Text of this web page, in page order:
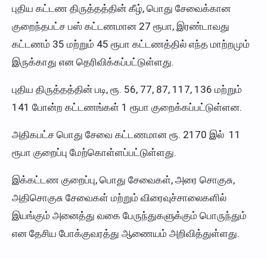
புதிய கட்டண திருத்தத்தின் கீழ், பொது சேவைக்கான
குறைந்தபட்ச பஸ் கட்டணமான 27 ரூபா, இரண்டாவது
கட்டணம் 35 மற்றும் 45 ரூபா கட்டணத்தில் எந்த மாற்றமும்
இருக்காது என தெரிவிக்கப்பட்டுள்ளது.
புதிய திருத்தத்தின் படி, ரூ. 56, 77, 87, 117, 136 மற்றும்
141 போன்ற கட்டணங்கள் 1 ரூபா குறைக்கப்பட்டுள்ளன.
அதிகபட்ச பொது சேவை கட்டணமான ரூ. 2170 இல் 11
ரூபா குறைப்பு மேற்கொள்ளப்பட்டுள்ளது.
இக்கட்டண குறைப்பு, பொது சேவைகள், அரை சொகுசு,
அதிசொகுசு சேவைகள் மற்றும் விரைவுச்சாலைகளில்
இயங்கும் அனைத்து வகை பேருந்துகளுக்கும் பொருந்தும்
என தேசிய போக்குவரத்து ஆணையம் அறிவித்துள்ளது.